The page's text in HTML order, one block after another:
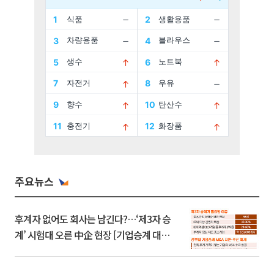
주요뉴스
후계자 없어도 회사는 남긴다?…‘제3자 승
계’ 시험대 오른 中企 현장 [기업승계 대전